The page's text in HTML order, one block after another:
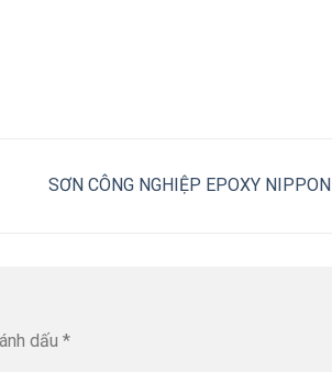
SƠN CÔNG NGHIỆP EPOXY NIPPON
dấu *